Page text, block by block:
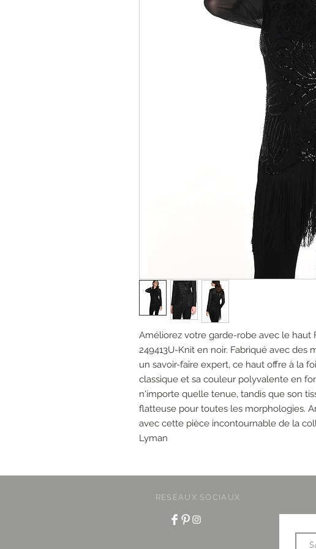
Améliorez votre garde-robe avec le haut
249413U-Knit en noir. Fabriqué avec des
un savoir-faire expert, ce haut offre à la
classique et sa couleur polyvalente en
n'importe quelle tenue, tandis que son
flatteuse pour toutes les morphologies.
avec cette pièce incontournable de la
Lyman
RESEAUX SOCIAUX